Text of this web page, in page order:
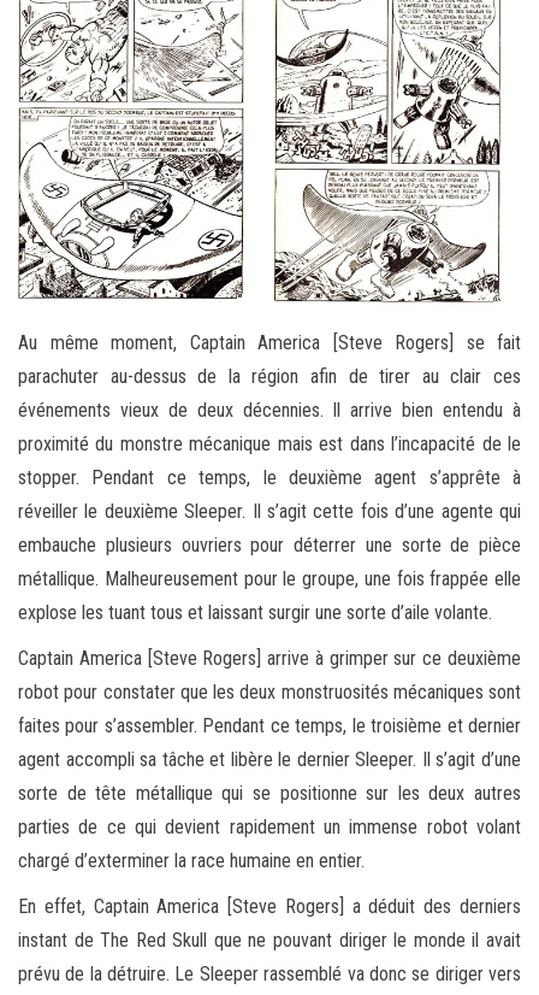
Au même moment, Captain America [Steve Rogers] se fait
parachuter au-dessus de la région afin de tirer au clair ces
événements vieux de deux décennies. Il arrive bien entendu à
proximité du monstre mécanique mais est dans l’incapacité de le
stopper. Pendant ce temps, le deuxième agent s’apprête à
réveiller le deuxième Sleeper. Il s’agit cette fois d’une agente qui
embauche plusieurs ouvriers pour déterrer une sorte de pièce
métallique. Malheureusement pour le groupe, une fois frappée elle
explose les tuant tous et laissant surgir une sorte d’aile volante.
Captain America [Steve Rogers] arrive à grimper sur ce deuxième
robot pour constater que les deux monstruosités mécaniques sont
faites pour s’assembler. Pendant ce temps, le troisième et dernier
agent accompli sa tâche et libère le dernier Sleeper. Il s’agit d’une
sorte de tête métallique qui se positionne sur les deux autres
parties de ce qui devient rapidement un immense robot volant
chargé d’exterminer la race humaine en entier.
En effet, Captain America [Steve Rogers] a déduit des derniers
instant de The Red Skull que ne pouvant diriger le monde il avait
prévu de la détruire. Le Sleeper rassemblé va donc se diriger vers